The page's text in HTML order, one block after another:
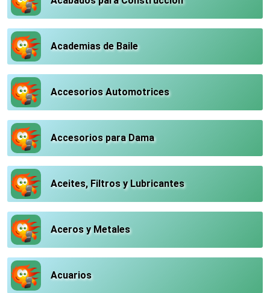
Academias de Baile
Accesorios Automotrices
Accesorios para Dama
Aceites, Filtros y Lubricantes
Aceros y Metales
Acuarios